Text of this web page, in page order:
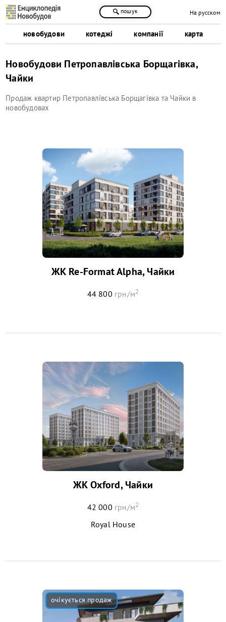
новобудови котеджі компанії карта
пошук На русском
Новобудови Петропавлівська Борщагівка,
Чайки
Продаж квартир Петропавлівська Борщагівка та Чайки в
новобудовах
ЖК Re-Format Alpha, Чайки
44 800 грн/м2
ЖК Oxford, Чайки
42 000 грн/м2
Royal House